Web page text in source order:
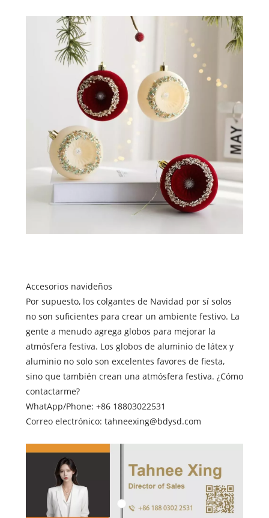
Accesorios navideños
Por supuesto, los colgantes de Navidad por sí solos
no son suficientes para crear un ambiente festivo. La
gente a menudo agrega globos para mejorar la
atmósfera festiva. Los globos de aluminio de látex y
aluminio no solo son excelentes favores de fiesta,
sino que también crean una atmósfera festiva. ¿Cómo
contactarme?
WhatApp/Phone: +86 18803022531
Correo electrónico: tahneexing@bdysd.com